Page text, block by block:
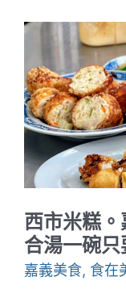
西市米糕
合湯一碗只
嘉義美食, 食在